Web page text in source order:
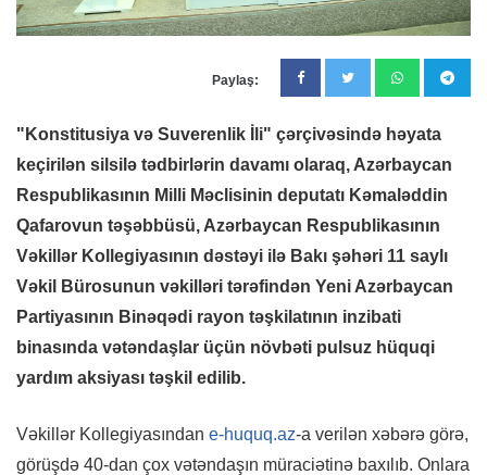
Paylaş:
"Konstitusiya və Suverenlik İli" çərçivəsində həyata
keçirilən silsilə tədbirlərin davamı olaraq, Azərbaycan
Respublikasının Milli Məclisinin deputatı Kəmaləddin
Qafarovun təşəbbüsü, Azərbaycan Respublikasının
Vəkillər Kollegiyasının dəstəyi ilə Bakı şəhəri 11 saylı
Vəkil Bürosunun vəkilləri tərəfindən Yeni Azərbaycan
Partiyasının Binəqədi rayon təşkilatının inzibati
binasında vətəndaşlar üçün növbəti pulsuz hüquqi
yardım aksiyası təşkil edilib.
Vəkillər Kollegiyasından e-huquq.az-a verilən xəbərə görə,
görüşdə 40-dan çox vətəndaşın müraciətinə baxılıb. Onlara